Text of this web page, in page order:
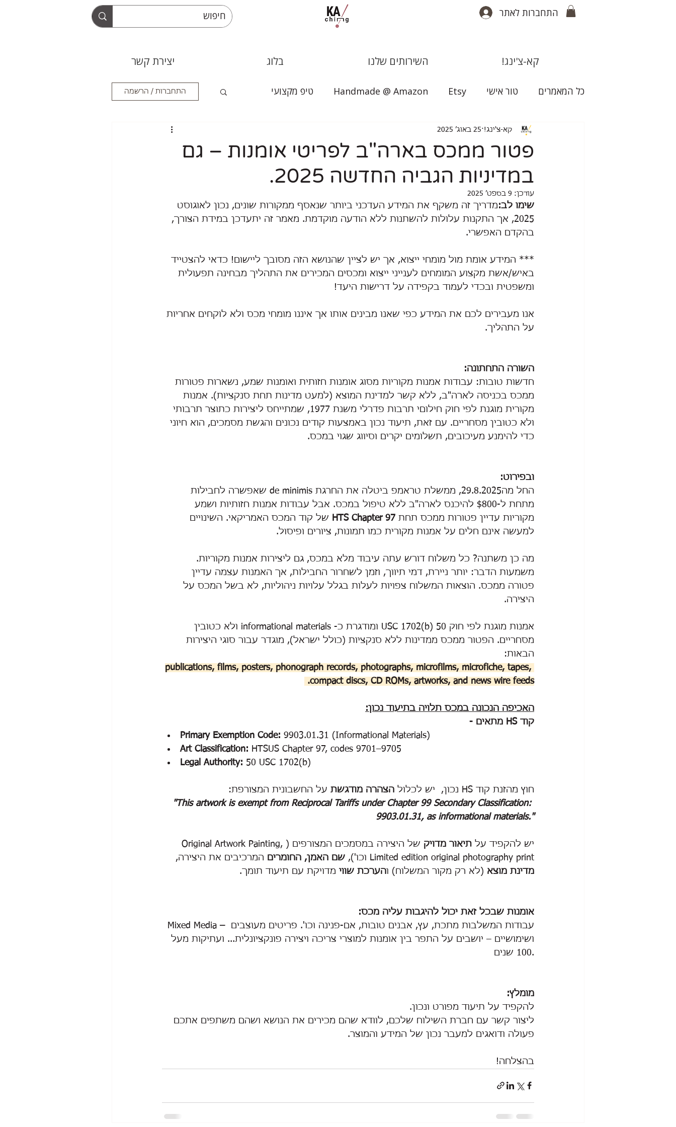
התחברות לאתר
קא-צ'ינג! השירותים שלנו בלוג יצירת קשר
כל המאמרים טור אישי Etsy
Handmade @ Amazon טיפ מקצועי התחברות / הרשמה
פטור ממכס בארה"ב לפריטי אומנות – גם
במדיניות הגביה החדשה 2025.
קא-צ'ינג! 25 באוג׳ 2025
עודכן: 9 בספט׳ 2025
שימו לב:מדריך זה משקף את המידע העדכני ביותר שנאסף ממקורות שונים, נכון לאוגוסט
2025, אך התקנות עלולות להשתנות ללא הודעה מוקדמת. מאמר זה יתעדכן במידת הצורך,
בהקדם האפשרי.
*** המידע אומת מול מומחי ייצוא, אך יש לציין שהנושא הזה מסובך ליישום! כדאי להצטייד
באיש/אשת מקצוע המומחים לענייני ייצוא ומכסים המכירים את התהליך מבחינה תפעולית
ומשפטית ובכדי לעמוד בקפידה על דרישות היעד!
אנו מעבירים לכם את המידע כפי שאנו מבינים אותו אך איננו מומחי מכס ולא לוקחים אחריות
על התהליך.
השורה התחתונה:
חדשות טובות: עבודות אמנות מקוריות מסוג אומנות חזותית ואומנות שמע, נשארות פטורות
ממכס בכניסה לארה"ב, ללא קשר למדינת המוצא (למעט מדינות תחת סנקציות). אמנות
מקורית מוגנת לפי חוק חילוםי תרבות פדרלי משנת 1977, שמתייחס ליצירות כתוצר תרבותי
ולא כטובין מסחריים. עם זאת, תיעוד נכון באמצעות קודים נכונים והגשת מסמכים, הוא חיוני
כדי להימנע מעיכובים, תשלומים יקרים וסיווג שגוי במכס.
ובפירוט:
החל מה29.8.2025, ממשלת טראמפ ביטלה את החרגת de minimis שאפשרה לחבילות
מתחת ל-$800 להיכנס לארה"ב ללא טיפול במכס. אבל עבודות אמנות חזותיות ושמע
מקוריות עדיין פטורות ממכס תחת HTS Chapter 97 של קוד המכס האמריקאי. השינויים
למעשה אינם חלים על אמנות מקורית כמו תמונות, ציורים ופיסול.
מה כן משתנה? כל משלוח דורש עתה עיבוד מלא במכס, גם ליצירות אמנות מקוריות.
משמעות הדבר: יותר ניירת, דמי תיווך, וזמן לשחרור החבילות, אך האמנות עצמה עדיין
פטורה ממכס. הוצאות המשלוח צפויות לעלות בגלל עלויות ניהוליות, לא בשל המכס על
היצירה.
אמנות מוגנת לפי חוק 50 USC 1702(b) ומודגרת כ-
informational materials ולא כטובין
מסחריים. הפטור ממכס ממדינות ללא סנקציות (כולל ישראל), מוגדר עבור סוגי היצירות
הבאות:
publications, films, posters, phonograph records, photographs, microfilms, microfiche, tapes,
compact discs, CD ROMs, artworks, and news wire feeds.
האכיפה הנכונה במכס תלויה בתיעוד נכון:
קוד HS מתאים -
Primary Exemption Code: 9903.01.31 (Informational Materials)
Art Classification: HTSUS Chapter 97, codes 9701–9705
Legal Authority: 50 USC 1702(b)
חוץ מהזנת קוד HS נכון,  יש לכלול הצהרה מודגשת על החשבונית המצורפת:
"This artwork is exempt from Reciprocal Tariffs under Chapter 99 Secondary Classification:
9903.01.31, as informational materials."
יש להקפיד על תיאור מדויק
של היצירה במסמכים המצורפים (Original Artwork Painting,
Limited edition original photography print וכו'),
שם האמן, החומרים המרכיבים את היצירה,
מדינת מוצא (לא רק מקור המשלוח) והערכת שווי מדויקת עם תיעוד תומך.
אומנות שבכל זאת יכול להיגבות עליה מכס:
Mixed Media –
עבודות המשלבות מתכת, עץ, אבנים טובות, אם-פנינה וכו'. פריטים מעוצבים
ושימושיים – יושבים על התפר בין אומנות למוצרי צריכה ויצירה פונקציונלית... ועתיקות מעל
100 שנים.
מומלץ:
להקפיד על תיעוד מפורט ונכון.
ליצור קשר עם חברת השילוח שלכם, לוודא שהם מכירים את הנושא ושהם משתפים אתכם
פעולה ודואגים למעבר נכון של המידע והמוצר.
בהצלחה!